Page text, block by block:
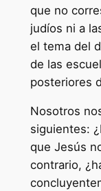
que no
judíos ni a
el tema del
de las
posteriores
Nosotros
siguientes:
que Jesús
contrario,